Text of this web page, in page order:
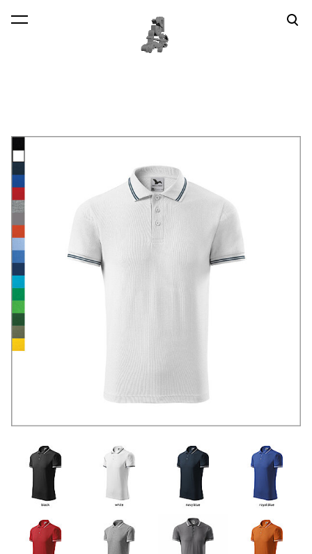
lisati ostukorvi. Vaata ostukorvi